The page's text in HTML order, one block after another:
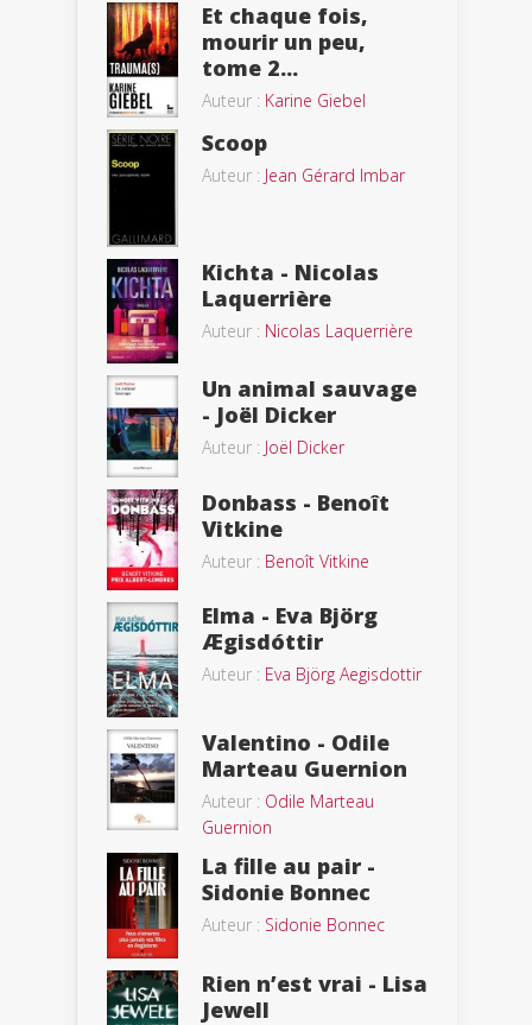
Et chaque fois,
mourir un peu,
tome 2...
Auteur : Karine Giebel
Scoop
Auteur : Jean Gérard Imbar
Kichta - Nicolas
Laquerrière
Auteur : Nicolas Laquerrière
Un animal sauvage
- Joël Dicker
Auteur : Joël Dicker
Donbass - Benoît
Vitkine
Auteur : Benoît Vitkine
Elma - Eva Björg
Ægisdóttir
Auteur : Eva Björg Aegisdottir
Valentino - Odile
Marteau Guernion
Auteur : Odile Marteau
Guernion
La fille au pair -
Sidonie Bonnec
Auteur : Sidonie Bonnec
Rien n’est vrai - Lisa
Jewell